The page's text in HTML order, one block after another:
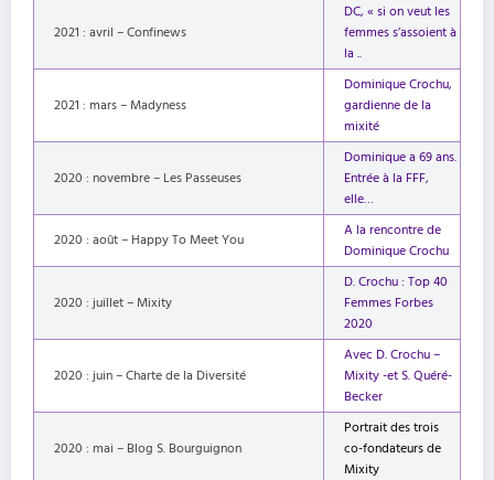
2021 : avril – Confinews
DC, « si on veut les
femmes s’assoient à
la ..
2021 : mars – Madyness
Dominique Crochu,
gardienne de la
mixité
2020 : novembre – Les Passeuses
Dominique a 69 ans.
Entrée à la FFF,
elle…
2020 : août – Happy To Meet You
A la rencontre de
Dominique Crochu
2020 : juillet – Mixity
D. Crochu : Top 40
Femmes Forbes
2020
2020 : juin – Charte de la Diversité
Avec D. Crochu –
Mixity -et S. Quéré-
Becker
2020 : mai – Blog S. Bourguignon
Portrait des trois
co-fondateurs de
Mixity